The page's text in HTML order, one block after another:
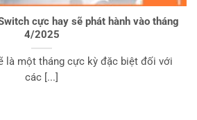
cực hay sẽ phát hành vào tháng
4/2025
là một tháng cực kỳ đặc biệt đối với
các [...]